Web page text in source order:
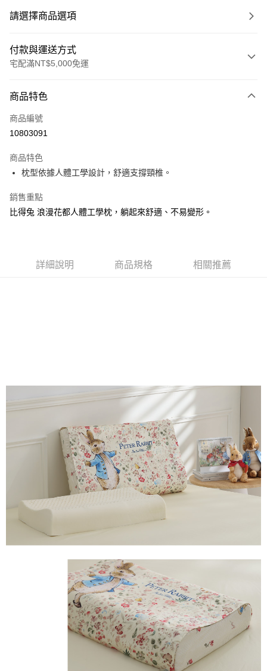
請選擇商品選項
付款與運送方式
宅配滿NT$5,000免運
信用卡一次付款
ATM付款
運送方式
新竹物流
商品特色
商品編號
10803091
商品特色
枕型依據人體工學設計，舒適支撐頸椎。
銷售重點
比得兔 浪漫花都人體工學枕，躺起來舒適、不易變形。
詳細說明 商品規格 相關推薦